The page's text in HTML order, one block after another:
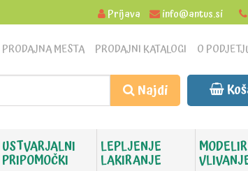
Prijava info@antus.si
O
PRODAJNI KATALOGI
PRODAJNA MESTA
Najdi
USTVARJALNI
PRIPOMOČKI
LEPLJENJE
LAKIRANJE